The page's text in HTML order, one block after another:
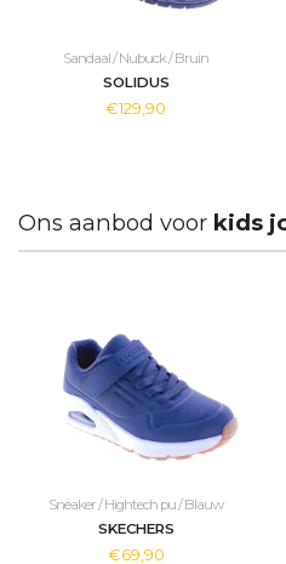
Sandaal / Nubuck / Bruin
SOLIDUS
€129,90
Ons aanbod voor kids
Sneaker / Hightech pu / Blauw
SKECHERS
€69,90